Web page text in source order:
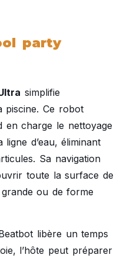
party
simplifie
piscine. Ce robot
en charge le nettoyage
d’eau, éliminant
Sa navigation
toute la surface de
ou de forme
libère un temps
l’hôte peut préparer